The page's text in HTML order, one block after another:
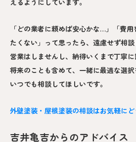
えるようにしています。
「どの業者に頼めば安心かな…」「費
たくない」って思ったら、遠慮せず相
営業はしませんし、納得いくまで丁寧に
将来のことも含めて、一緒に最適な選択
いつでも相談してほしいです。
外壁塗装・屋根塗装の相談はお気軽に
吉井亀吉からのアドバイス